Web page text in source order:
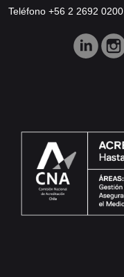
Teléfono +56 2 2692 0200